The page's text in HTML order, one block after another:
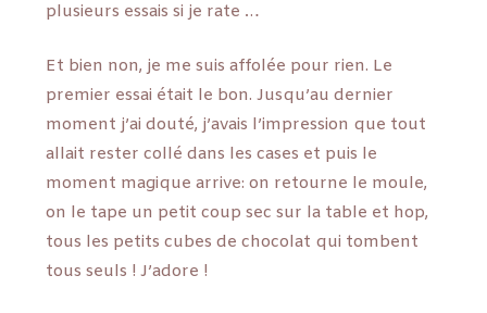
plusieurs essais si je rate …
Et bien non, je me suis affolée pour rien. Le
premier essai était le bon. Jusqu’au dernier
moment j’ai douté, j’avais l’impression que tout
allait rester collé dans les cases et puis le
moment magique arrive: on retourne le moule,
on le tape un petit coup sec sur la table et hop,
tous les petits cubes de chocolat qui tombent
tous seuls ! J’adore !